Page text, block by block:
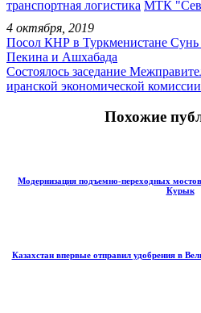
транспортная логистика МТК
4 октября, 2019
Посол КНР в Туркменистане
Пекина и Ашхабада
Состоялось заседание
иранской экономической комиссии
Похожие
Модернизация подъемно-переходных
Курык
Казахстан впервые отправил удобрения в